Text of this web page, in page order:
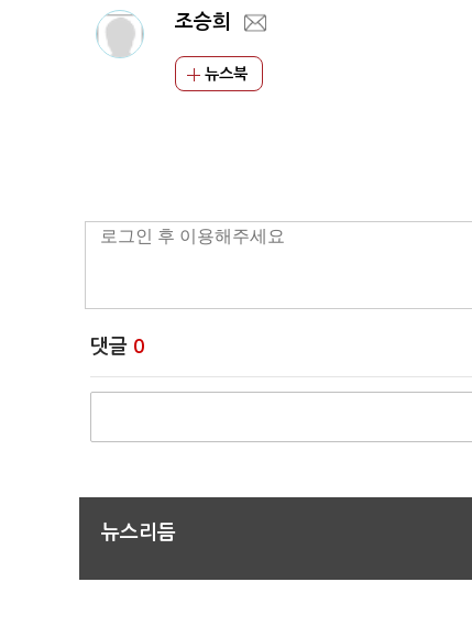
조승희
뉴스북
댓글 0
뉴스리듬